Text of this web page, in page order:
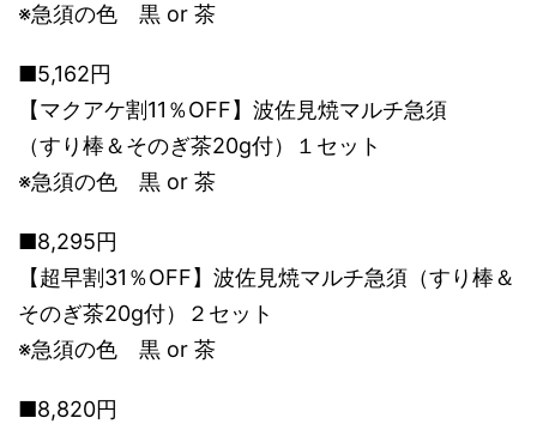
※急須の色 黒 or 茶
■5,162円
【マクアケ割11％OFF】波佐見焼マルチ急須
（すり棒＆そのぎ茶20g付）１セット
※急須の色 黒 or 茶
■8,295円
【超早割31％OFF】波佐見焼マルチ急須（すり棒＆
そのぎ茶20g付）２セット
※急須の色 黒 or 茶
■8,820円